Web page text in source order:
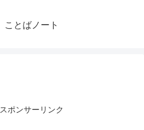
ことばノート
スポンサーリンク